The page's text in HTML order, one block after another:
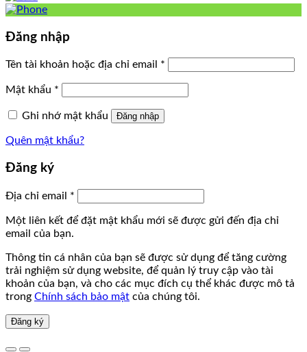
Đăng nhập
Tên tài khoản hoặc địa chỉ email *
Mật khẩu *
Ghi nhớ mật khẩu Đăng nhập
Quên mật khẩu?
Đăng ký
Địa chỉ email *
Một liên kết để đặt mật khẩu mới sẽ được gửi đến địa chỉ
email của bạn.
Thông tin cá nhân của bạn sẽ được sử dụng để tăng cường
trải nghiệm sử dụng website, để quản lý truy cập vào tài
khoản của bạn, và cho các mục đích cụ thể khác được mô tả
trong Chính sách bảo mật của chúng tôi.
Đăng ký